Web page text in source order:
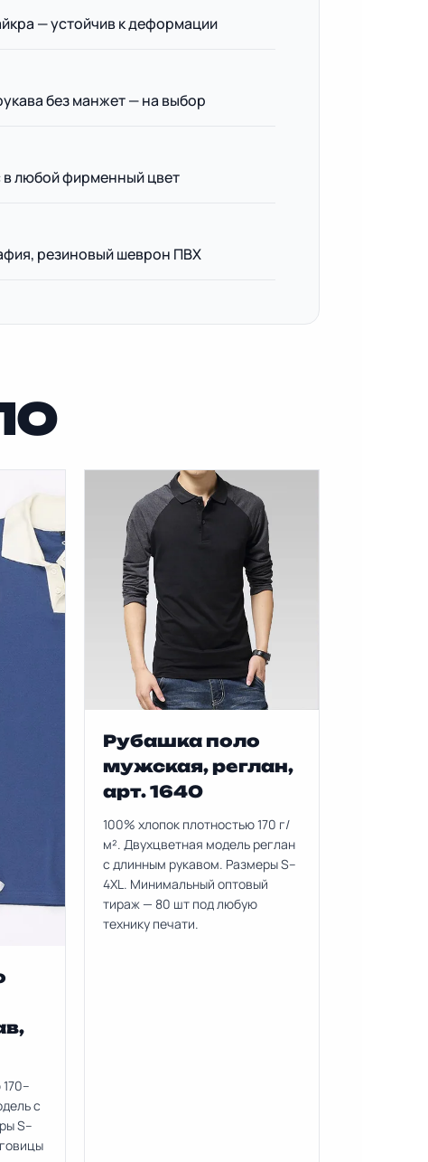
— устойчив к деформации
без манжет — на выбор
в любой фирменный цвет
резиновый шеврон ПВХ
с
S–
Рубашка поло
мужская, реглан,
арт. 1640
100% хлопок плотностью 170 г/
м². Двухцветная модель реглан
с длинным рукавом. Размеры S–
4XL. Минимальный оптовый
тираж — 80 шт под любую
технику печати.